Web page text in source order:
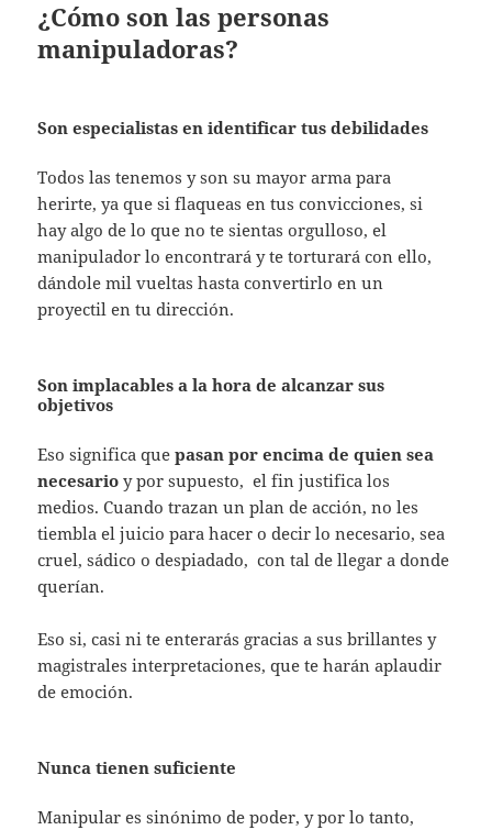
¿Cómo son las personas
manipuladoras?
Son especialistas en identificar tus debilidades
Todos las tenemos y son su mayor arma para
herirte, ya que si flaqueas en tus convicciones, si
hay algo de lo que no te sientas orgulloso, el
manipulador lo encontrará y te torturará con ello,
dándole mil vueltas hasta convertirlo en un
proyectil en tu dirección.
Son implacables a la hora dealcanzar sus
objetivos
Eso significa quepasan por encima de quien sea
necesario y por supuesto, el fin justifica los
medios. Cuando trazan un plan de acción, no les
tiembla el juicio para hacer o decir lo necesario, sea
cruel, sádico o despiadado, con tal de llegar a donde
querían.
Eso si, casi ni te enterarás gracias a sus brillantes y
magistrales interpretaciones, que te harán aplaudir
de emoción.
Nunca tienen suficiente
Manipular es sinónimo de poder, y por lo tanto,